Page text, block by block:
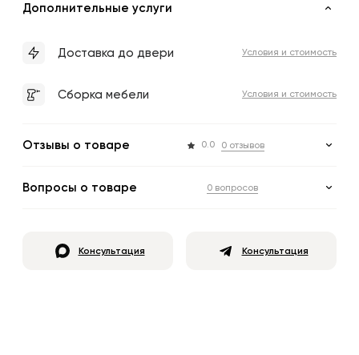
Дополнительные услуги
Доставка до двери Условия и стоимость
Сборка мебели Условия и стоимость
Отзывы о товаре 0.0 0 отзывов
Вопросы о товаре 0 вопросов
Консультация Консультация